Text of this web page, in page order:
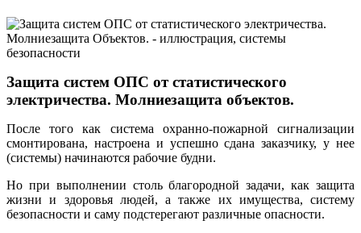
Защита систем ОПС от статистического
электричества. Молниезащита объектов.
После того как система охранно-пожарной сигнализации
смонтирована, настроена и успешно сдана заказчику, у нее
(системы) начинаются рабочие будни.
Но при выполнении столь благородной задачи, как защита
жизни и здоровья людей, а также их имущества, систему
безопасности и саму подстерегают различные опасности.